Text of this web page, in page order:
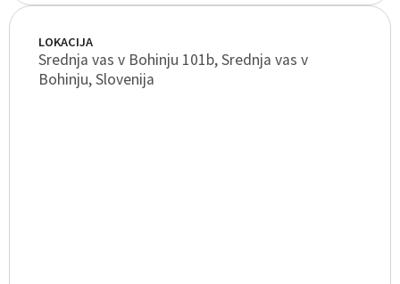
LOKACIJA
Srednja vas v Bohinju 101b, Srednja vas v
Bohinju, Slovenija